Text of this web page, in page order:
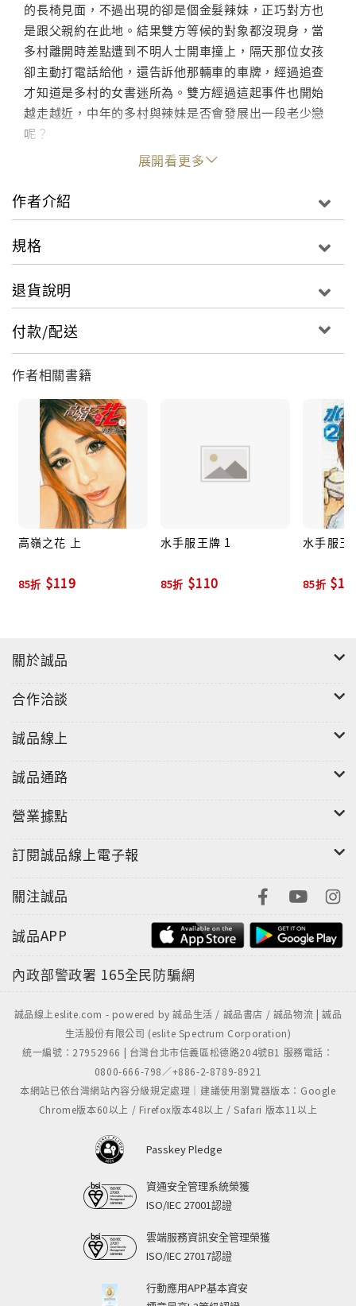
的長椅見面，不過出現的卻是個金髮辣妹，正巧對方也
是跟父親約在此地。結果雙方等候的對象都沒現身，當
多村離開時差點遭到不明人士開車撞上，隔天那位女孩
卻主動打電話給他，還告訴他那輛車的車牌，經過追查
才知道是多村的女書迷所為。雙方經過這起事件也開始
越走越近，中年的多村與辣妹是否會發展出一段老少戀
呢？
展開看更多
作者介紹
規格
退貨說明
付款/配送
作者相關書籍
高嶺之花 上
85折 $119
水手服王牌 1
85折 $110
水手服王
85折
關於誠品
合作洽談
誠品線上
誠品通路
營業據點
訂閱誠品線上電子報
關注誠品
誠品APP
內政部警政署 165全民防騙網
誠品線上eslite.com - powered by 誠品生活 / 誠品書店 / 誠品物流 | 誠品
生活股份有限公司 (eslite Spectrum Corporation)
統一編號：27952966 | 台灣台北市信義區松德路204號B1 服務電話：
0800-666-798／+886-2-8789-8921
本網站已依台灣網站內容分級規定處理｜建議使用瀏覽器版本：Google
Chrome版本60以上 / Firefox版本48以上 / Safari 版本11以上
Passkey Pledge
資通安全管理系統榮獲
ISO/IEC 27001認證
雲端服務資訊安全管理榮獲
ISO/IEC 27017認證
行動應用APP基本資安